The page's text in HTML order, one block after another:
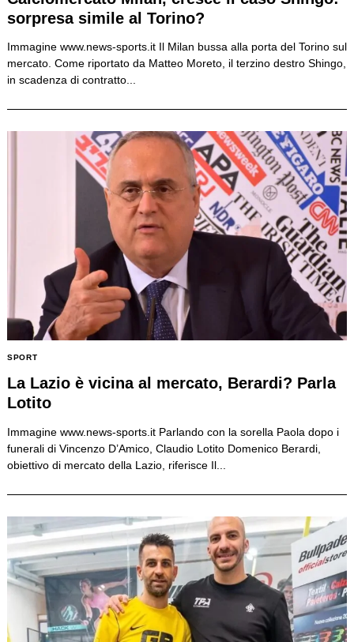
sorpresa simile al Torino?
Immagine www.news-sports.it Il Milan bussa alla porta del Torino sul
mercato. Come riportato da Matteo Moreto, il terzino destro Shingo,
in scadenza di contratto...
SPORT
La Lazio è vicina al mercato, Berardi? Parla
Lotito
Immagine www.news-sports.it Parlando con la sorella Paola dopo i
funerali di Vincenzo D’Amico, Claudio Lotito Domenico Berardi,
obiettivo di mercato della Lazio, riferisce Il...